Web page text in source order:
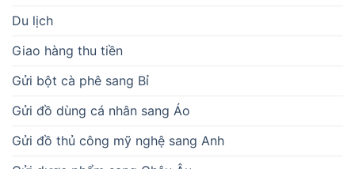
Du lịch
Giao hàng thu tiền
Gửi bột cà phê sang Bỉ
Gửi đồ dùng cá nhân sang Áo
Gửi đồ thủ công mỹ nghệ sang Anh